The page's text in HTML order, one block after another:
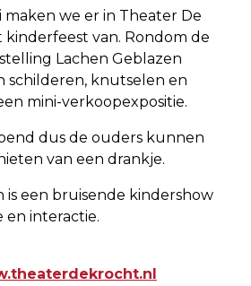
we er in Theater De
van. Rondom de
Lachen Geblazen
schilderen, knutselen en
mini-verkoopexpositie.
dus de ouders kunnen
van een drankje.
is een bruisende kindershow
en interactie.